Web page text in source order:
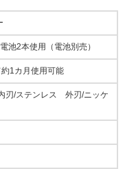
池2本使用（電池別売）
1カ月使用可能
刃/ステンレス 外刃/ニッケ